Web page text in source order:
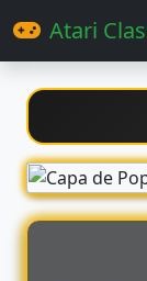
Atari